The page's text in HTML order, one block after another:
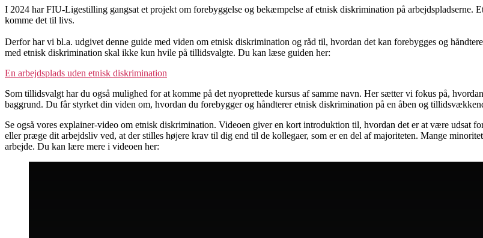
I 2024 har FIU-Ligestilling gangsat et projekt om forebyggelse og bekæmpelse af etnisk diskrimination på arbejdspladserne.
komme det til livs.
Derfor har vi bl.a. udgivet denne guide med viden om etnisk diskrimination og råd til, hvordan det kan forebygges og
med etnisk diskrimination skal ikke kun hvile på tillidsvalgte. Du kan læse guiden her:
En arbejdsplads uden etnisk diskrimination
Som tillidsvalgt har du også mulighed for at komme på det nyoprettede kursus af samme navn. Her sætter vi fokus på,
baggrund. Du får styrket din viden om, hvordan du forebygger og håndterer etnisk diskrimination på en åben og
Se også vores explainer-video om etnisk diskrimination. Videoen giver en kort introduktion til, hvordan det er at være udsat
eller præge dit arbejdsliv ved, at der stilles højere krav til dig end til de kollegaer, som er en del af majoriteten. Mange
arbejde. Du kan lære mere i videoen her: